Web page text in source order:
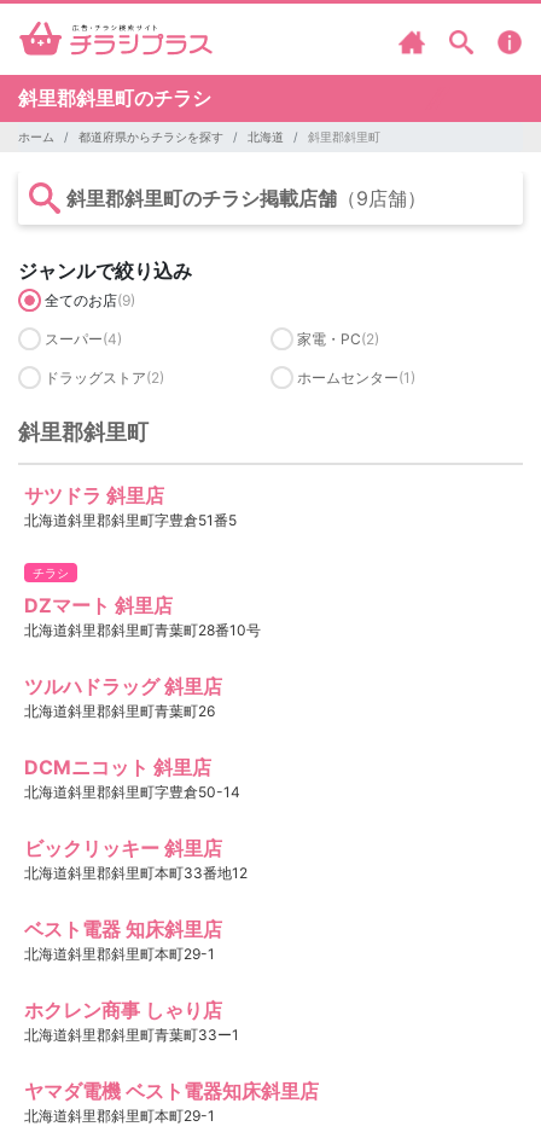
斜里郡斜里町のチラシ
ホーム 都道府県からチラシを探す 北海道 斜里郡斜里町
斜里郡斜里町のチラシ掲載店舗 （9店舗）
ジャンルで絞り込み
全てのお店(9)
スーパー(4) 家電・PC(2)
ドラッグストア(2) ホームセンター(1)
斜里郡斜里町
サツドラ 斜里店
北海道斜里郡斜里町字豊倉51番5
チラシ
DZマート 斜里店
北海道斜里郡斜里町青葉町28番10号
ツルハドラッグ 斜里店
北海道斜里郡斜里町青葉町26
DCMニコット 斜里店
北海道斜里郡斜里町字豊倉50-14
ビックリッキー 斜里店
北海道斜里郡斜里町本町33番地12
ベスト電器 知床斜里店
北海道斜里郡斜里町本町29-1
ホクレン商事 しゃり店
北海道斜里郡斜里町青葉町33ー1
ヤマダ電機 ベスト電器知床斜里店
北海道斜里郡斜里町本町29-1